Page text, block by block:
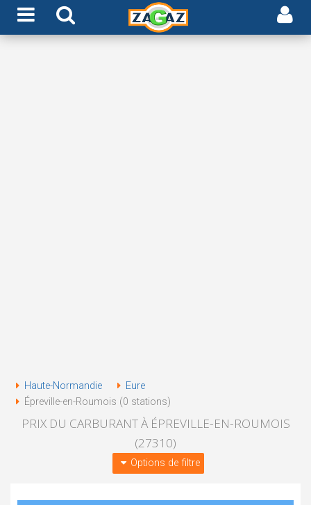
Haute-Normandie
Eure
Épreville-en-Roumois (0 stations)
PRIX DU CARBURANT À ÉPREVILLE-EN-ROUMOIS
(27310)
Options de filtre